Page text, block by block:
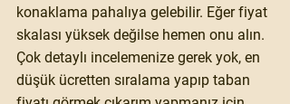
konaklama pahalıya gelebilir. Eğer fiyat
skalası yüksek değilse hemen onu alın.
Çok detaylı incelemenize gerek yok, en
düşük ücretten sıralama yapıp taban